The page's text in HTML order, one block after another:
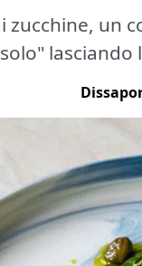
zucchine, un
solo" lasciando